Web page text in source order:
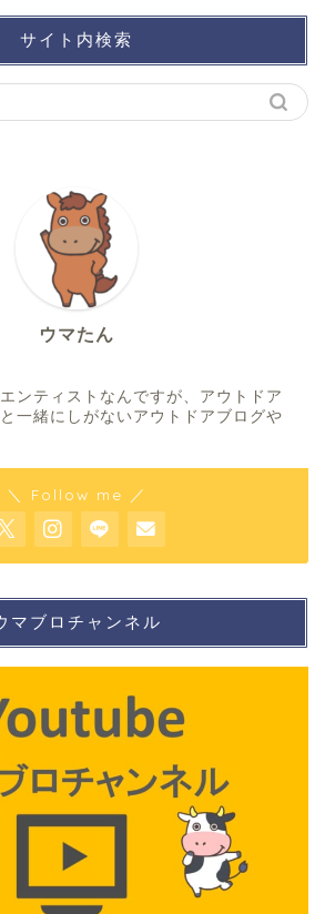
サイト内検索
ウマたん
ンティストなんですが、アウトドア
一緒にしがないアウトドアブログや
＼ Follow me ／
マブロチャンネル